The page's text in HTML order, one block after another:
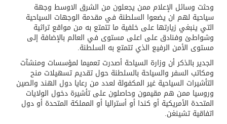
وحثت وسائل الإعلام ممن يجعلون من الشرق الاوسط وجهة
سياحية لهم ان يضعوا السلطنة في مقدمة الوجهات السياحية
التي ينبغي زيارتها على خلفية ما تتمتع به من مواقع تراثية
وشواطئ وفنادق على اعلى مستوى في العالم بالإضافة إلى
مستوى الأمن الرفيع الذي تتمتع به السلطنة.
الجدير بالذكر أن وزارة السياحة أصدرت تعميما لمؤسسات ومنشآت
ومكاتب السفر والسياحة بالسلطنة حول تقديم تسهيلات منح
التأشيرات السياحية غير المكفولة لعدد من رعايا دول الهند والصين
وروسيا ممن هم مقيمون وحاصلون على تأشيرة دخول الولايات
المتحدة الأمريكية أو كندا أو أستراليا أو المملكة المتحدة أو دول
اتفاقية تشينغن.